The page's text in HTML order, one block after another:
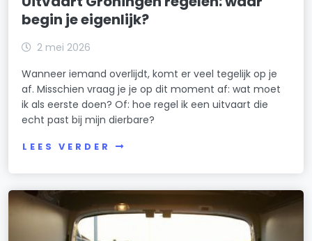
begin je eigenlijk?
2 mei 2026
Wanneer iemand overlijdt, komt er veel tegelijk op je
af. Misschien vraag je je op dit moment af: wat moet
ik als eerste doen? Of: hoe regel ik een uitvaart die
echt past bij mijn dierbare?
LEES VERDER